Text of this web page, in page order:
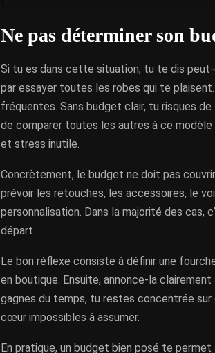
Ne pas déterminer son
Si tu es dans cette situation, tu te dis peut-
par essayer toutes les robes qui te
fréquentes. Sans budget clair, tu risques
de comparer toutes les autres à ce
et stress inutile.
Concrètement, le budget ne doit pas
prévoir les retouches, les accessoires, le
personnalisation. Dans la majorité des cas,
départ.
Le bon réflexe consiste à définir une
en boutique. Ensuite, annonce-la
gagnes du temps, tu restes concentrée
cœur impossibles à assumer.
En pratique, un budget bien posé te